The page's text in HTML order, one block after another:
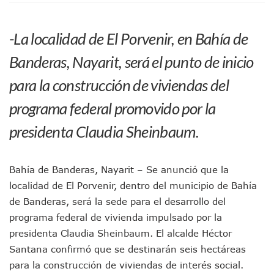
Lluvias Y Oleaje Elevado Marcarán El Fin De Semana En
En PV Encabezan Preferencias Morena Y Juan Carlos
Pancho López; En La Mira Del Comité Nacional Del PAN
Cae El “R1”, Presunto Autor Intelectual Del Homicidio De
Muere Manolo Solo, Actor De “El Laberinto Del Fauno”, A
Citan A Siete Integrantes De La Semar Por Investigación
IMSS Invierte 12.6 MDP En Remodelar Urgencias Del
Accidente En Un RZR, Principal Hipótesis Por La Muerte
Este Viernes, Lemus Inaugurará El Sistema De
Nidos De Lluvia Busca Beneficiar A 100 Familias De
Morena Cierra Filas Por La Defensa Del Agua De Calidad
Regresa A Puerto Vallarta La Premiación Nacional De La
Ra Aguilar Acompaña A Cientos De Familias En Las
Oleaje Y Riesgo Por Cocodrilos Mantienen Restricciones
-La localidad de El Porvenir, en Bahía de
Banderas, Nayarit, será el punto de inicio
para la construcción de viviendas del
programa federal promovido por la
presidenta Claudia Sheinbaum.
Bahía de Banderas, Nayarit – Se anunció que la
localidad de El Porvenir, dentro del municipio de Bahía
de Banderas, será la sede para el desarrollo del
programa federal de vivienda impulsado por la
presidenta Claudia Sheinbaum. El alcalde Héctor
Santana confirmó que se destinarán seis hectáreas
para la construcción de viviendas de interés social.